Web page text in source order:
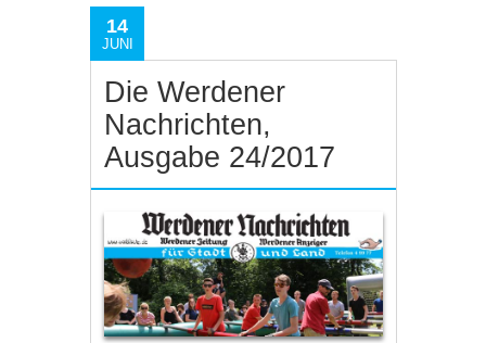
14
JUNI
Die Werdener
Nachrichten,
Ausgabe 24/2017